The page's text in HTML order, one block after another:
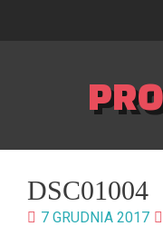
PRO
DSC01004
7 GRUDNIA 2017